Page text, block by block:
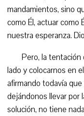
mandamientos, sino
como Él, actuar como
nuestra esperanza.
Pero, la tentación
lado y colocarnos en
afirmando todavía
dejándonos llevar por
solución, no tiene